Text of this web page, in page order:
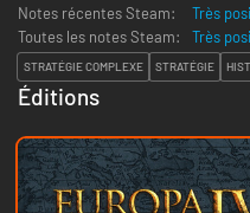
Notes récentes Steam:
Très
Toutes les notes Steam:
Très
STRATÉGIE COMPLEXE STRATÉGIE
Éditions